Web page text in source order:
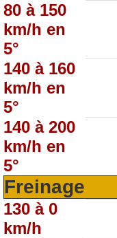
80 à 150
km/h en
5°
140 à 160
km/h en
5°
140 à 200
km/h en
5°
Freinage
130 à 0
km/h